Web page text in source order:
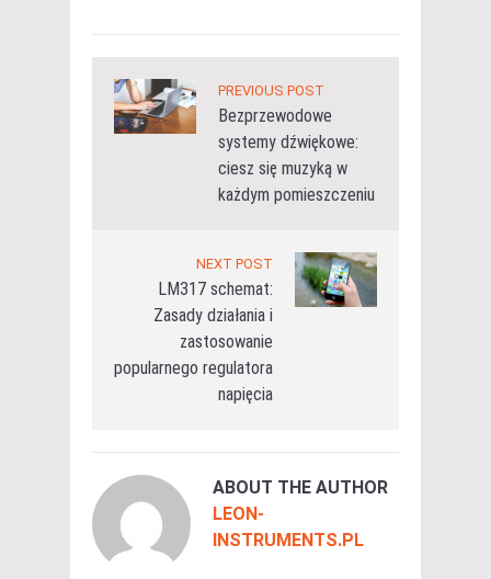
PREVIOUS POST
Bezprzewodowe
systemy dźwiękowe:
ciesz się muzyką w
każdym pomieszczeniu
NEXT POST
LM317 schemat:
Zasady działania i
zastosowanie
popularnego regulatora
napięcia
ABOUT THE AUTHOR
LEON-
INSTRUMENTS.PL